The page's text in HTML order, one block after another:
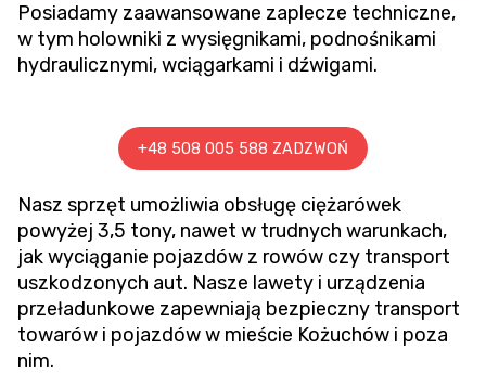
Posiadamy zaawansowane zaplecze techniczne,
w tym holowniki z wysięgnikami, podnośnikami
hydraulicznymi, wciągarkami i dźwigami.
+48 508 005 588 ZADZWOŃ
Nasz sprzęt umożliwia obsługę ciężarówek
powyżej 3,5 tony, nawet w trudnych warunkach,
jak wyciąganie pojazdów z rowów czy transport
uszkodzonych aut. Nasze lawety i urządzenia
przeładunkowe zapewniają bezpieczny transport
towarów i pojazdów w mieście Kożuchów i poza
nim.